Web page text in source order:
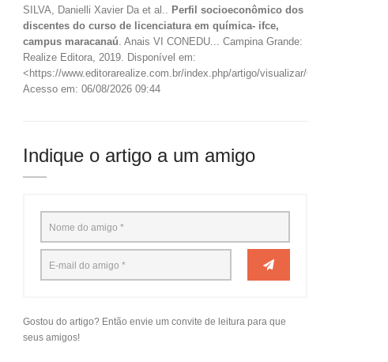
SILVA, Danielli Xavier Da et al.. Perfil socioeconômico dos
discentes do curso de licenciatura em química- ifce,
campus maracanaú. Anais VI CONEDU... Campina Grande:
Realize Editora, 2019. Disponível em:
<https://www.editorarealize.com.br/index.php/artigo/visualizar/62000>.
Acesso em: 06/08/2026 09:44
Indique o artigo a um amigo
Gostou do artigo? Então envie um convite de leitura para que
seus amigos!